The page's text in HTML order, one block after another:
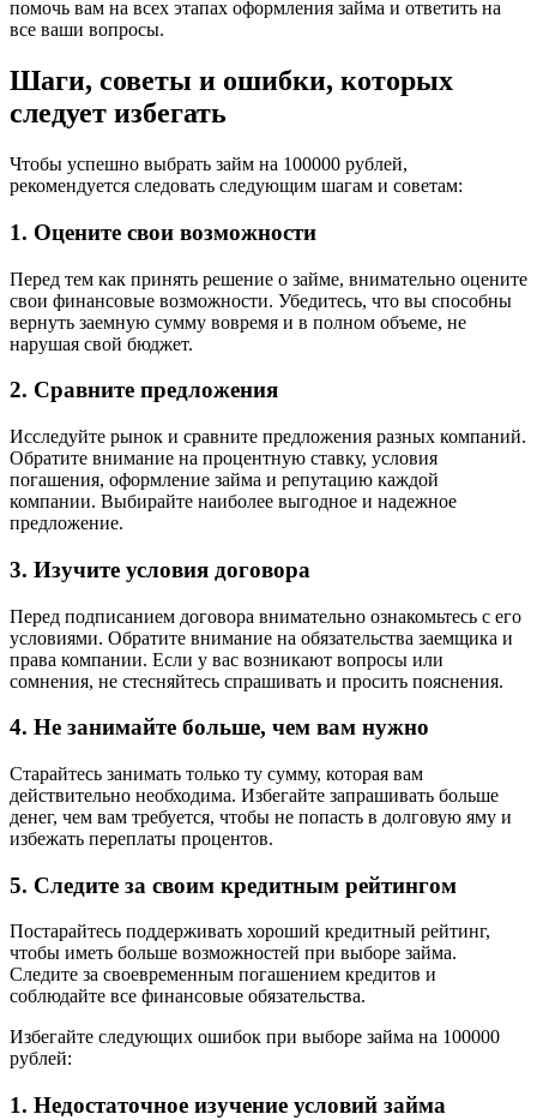
помочь вам на всех этапах оформления займа и ответить на
все ваши вопросы.
Шаги, советы и ошибки, которых
следует избегать
Чтобы успешно выбрать займ на 100000 рублей,
рекомендуется следовать следующим шагам и советам:
1. Оцените свои возможности
Перед тем как принять решение о займе, внимательно оцените
свои финансовые возможности. Убедитесь, что вы способны
вернуть заемную сумму вовремя и в полном объеме, не
нарушая свой бюджет.
2. Сравните предложения
Исследуйте рынок и сравните предложения разных компаний.
Обратите внимание на процентную ставку, условия
погашения, оформление займа и репутацию каждой
компании. Выбирайте наиболее выгодное и надежное
предложение.
3. Изучите условия договора
Перед подписанием договора внимательно ознакомьтесь с его
условиями. Обратите внимание на обязательства заемщика и
права компании. Если у вас возникают вопросы или
сомнения, не стесняйтесь спрашивать и просить пояснения.
4. Не занимайте больше, чем вам нужно
Старайтесь занимать только ту сумму, которая вам
действительно необходима. Избегайте запрашивать больше
денег, чем вам требуется, чтобы не попасть в долговую яму и
избежать переплаты процентов.
5. Следите за своим кредитным рейтингом
Постарайтесь поддерживать хороший кредитный рейтинг,
чтобы иметь больше возможностей при выборе займа.
Следите за своевременным погашением кредитов и
соблюдайте все финансовые обязательства.
Избегайте следующих ошибок при выборе займа на 100000
рублей:
1. Недостаточное изучение условий займа